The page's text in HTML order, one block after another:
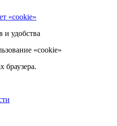
«cookie»
и удобства
«cookie»
браузера.